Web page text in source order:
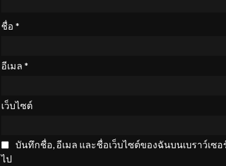
ชื่อ *
อีเมล *
เว็บไซต์
บันทึกชื่อ, อีเมล และชื่อเว็บไซต์ของฉันบนเบราว์เซ
ไป